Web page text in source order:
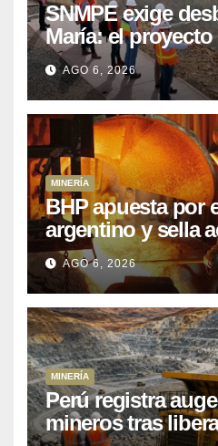
SNMPE exige
María: el proyecto
que Perú lleva 15
posponiendo
AGO 6, 2026
MINERÍA
BHP apuesta por
argentino y sella
Kobrea para siete
AGO 6, 2026
MINERÍA
Perú registra
mineros tras